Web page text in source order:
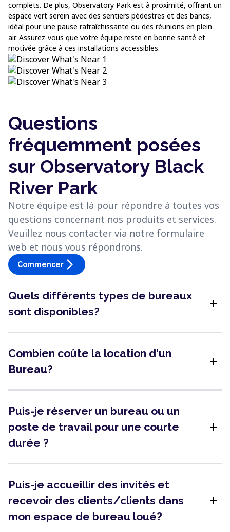
complets. De plus, Observatory Park est à proximité, offrant un
espace vert serein avec des sentiers pédestres et des bancs,
idéal pour une pause rafraîchissante ou des réunions en plein
air. Assurez-vous que votre équipe reste en bonne santé et
motivée grâce à ces installations accessibles.
Questions
fréquemment posées
sur Observatory Black
River Park
Notre équipe est là pour répondre à toutes vos
questions concernant nos produits et services.
Veuillez nous contacter via notre formulaire
web et nous vous répondrons.
Commencer arrow_forward_ios
Quels différents types de bureaux
sont disponibles?
add
Combien coûte la location d'un
Bureau?
add
Puis-je réserver un bureau ou un
poste de travail pour une courte
durée ?
add
Puis-je accueillir des invités et
recevoir des clients/clients dans
mon espace de bureau loué?
add